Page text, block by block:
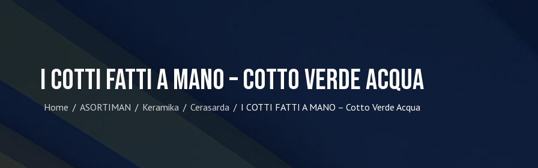
I COTTI FATTI A MANO – Cotto Verde Acqua
Home / ASORTIMAN / Keramika / Cerasarda / I COTTI FATTI A MANO – Cotto Verde Acqua